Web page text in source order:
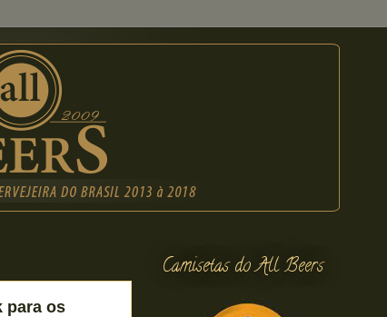
para os
Camisetas do All Beers